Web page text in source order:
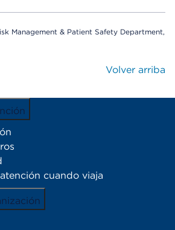
Management & Patient Safety Department,
Volver arriba
cuando viaja